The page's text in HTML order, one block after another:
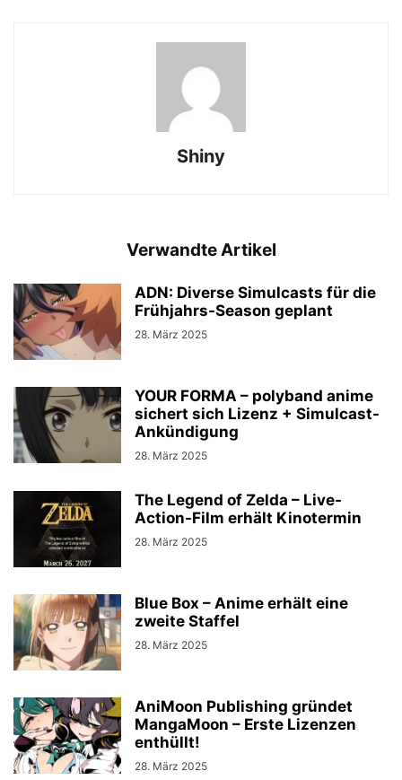
Shiny
Verwandte Artikel
ADN: Diverse Simulcasts für die
Frühjahrs-Season geplant
28. März 2025
YOUR FORMA – polyband anime
sichert sich Lizenz + Simulcast-
Ankündigung
28. März 2025
The Legend of Zelda – Live-
Action-Film erhält Kinotermin
28. März 2025
Blue Box – Anime erhält eine
zweite Staffel
28. März 2025
AniMoon Publishing gründet
MangaMoon – Erste Lizenzen
enthüllt!
28. März 2025